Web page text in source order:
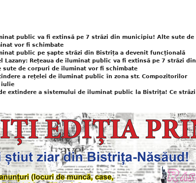
public va fi extinsă pe 7 străzi din municipiu! Alte sute de
vor fi schimbate
public pe șapte străzi din Bistrița a devenit funcțională
Lazany: Rețeaua de iluminat public va fi extinsă pe 7 străzi din
sute de corpuri de iluminat vor fi schimbate
a rețelei de iluminat public în zona str. Compozitorilor
iulie
extindere a sistemului de iluminat public la Bistrița! Ce străzi